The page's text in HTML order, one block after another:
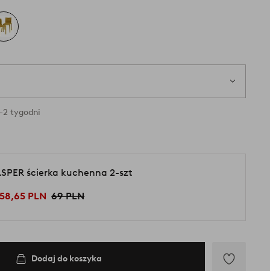
2 tygodni
ścierka kuchenna 2-szt
58,65 PLN 69 PLN
Dodaj do koszyka